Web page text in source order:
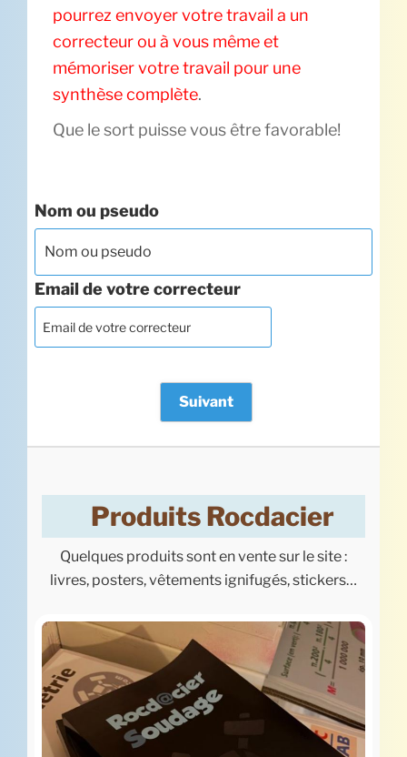
pourrez envoyer votre travail a un
correcteur ou à vous même et
mémoriser votre travail pour une
synthèse complète.
Que le sort puisse vous être favorable!
Nom ou pseudo
Email de votre correcteur
Suivant
Produits Rocdacier
Quelques produits sont en vente sur le site :
livres, posters, vêtements ignifugés, stickers…